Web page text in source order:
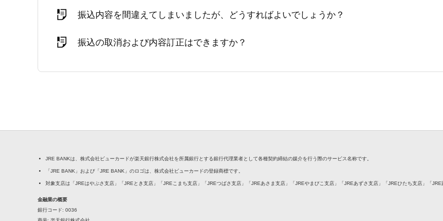
振込内容を間違えてしまいましたが、どうすればよいでしょうか？
振込の取消および内容訂正はできますか？
JRE BANKは、株式会社ビューカードが楽天銀行株式会社を所属銀行とする銀行代理業者として各種契約締結の媒介を行う際のサービス名称です。
「JRE BANK」および「JRE BANK」のロゴは、株式会社ビューカードの登録商標です。
対象支店は「JREはやぶさ支店」「JREとき支店」「JREこまち支店」「JREつばさ支店」「JREあさま支店」「JREやまびこ支店」「JREあずさ支店」「JREひたち支店」「JRE
金融業の概要
銀行コード
0036